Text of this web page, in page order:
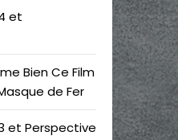
et
Bien Ce Film
de Fer
et Perspective